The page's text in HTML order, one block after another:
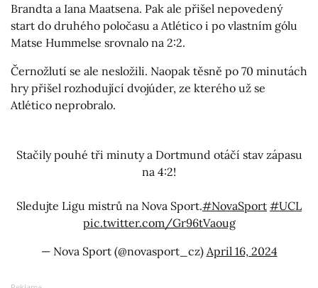
Brandta a Iana Maatsena. Pak ale přišel nepovedený
start do druhého poločasu a Atlético i po vlastním gólu
Matse Hummelse srovnalo na 2:2.
Černožlutí se ale nesložili. Naopak těsně po 70 minutách
hry přišel rozhodující dvojúder, ze kterého už se
Atlético neprobralo.
Stačily pouhé tři minuty a Dortmund otáčí stav zápasu
na 4:2!
Sledujte Ligu mistrů na Nova Sport.#NovaSport #UCL
pic.twitter.com/Gr96tVaoug
— Nova Sport (@novasport_cz) April 16, 2024